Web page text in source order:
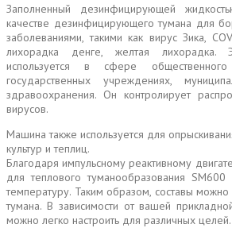
Заполненный дезинфицирующей
качестве дезинфицирующего тумана для
заболеваниями, такими как вирус Зика,
лихорадка денге, желтая лихорадка.
используется в сфере
государственных учреждениях,
здравоохранения. Он контролирует
вирусов.
Машина также используется для
культур и теплиц.
Благодаря импульсному реактивному
для теплового туманообразования
температуру. Таким образом, составы
тумана. В зависимости от вашей
можно легко настроить для различных целей.